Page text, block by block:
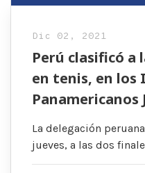
Dic 02, 2021
Perú clasificó a
en tenis, en los
Panamericanos
La delegación
jueves, a las dos